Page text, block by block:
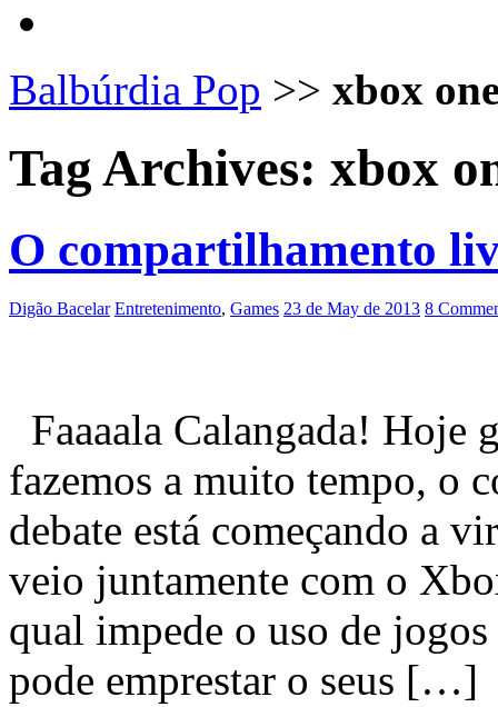
Balbúrdia Pop >> xbox
Tag Archives: xbox
O compartilhamento
Digão Bacelar Entretenimento, Games 23 de May de 2013 8
Faaaala Calangada! Hoje
fazemos a muito tempo, o
debate está começando a
veio juntamente com o
qual impede o uso de
pode emprestar o seus […]